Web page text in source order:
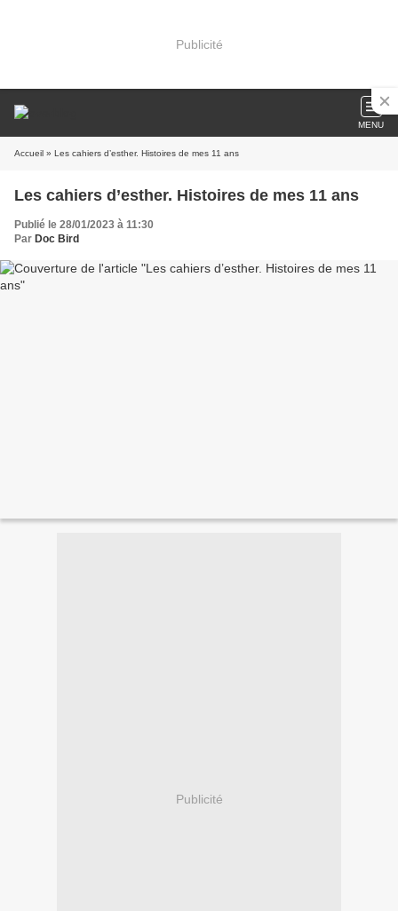
Publicité
MENU
Accueil » Les cahiers d’esther. Histoires de mes 11 ans
Les cahiers d’esther. Histoires de mes 11 ans
Publié le 28/01/2023 à 11:30
Par Doc Bird
Publicité